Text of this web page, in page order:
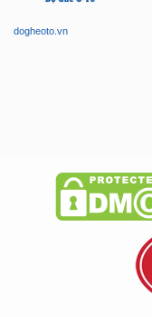
dogheoto.vn